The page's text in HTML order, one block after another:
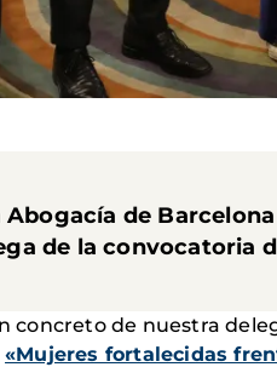
de
de la convocatoria
concreto de nuestra
«Mujeres fortalecidas